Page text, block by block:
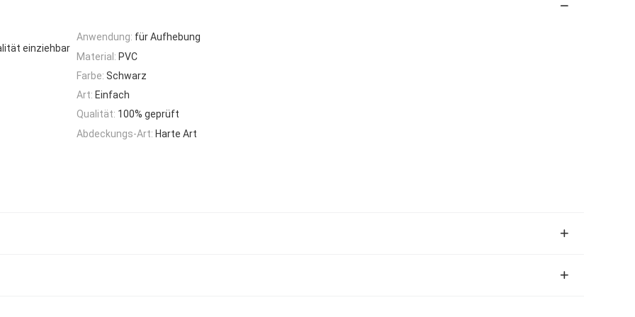
einziehbar
Anwendung: für Aufhebung
Material: PVC
Farbe: Schwarz
Art: Einfach
Qualität: 100% geprüft
Abdeckungs-Art: Harte Art